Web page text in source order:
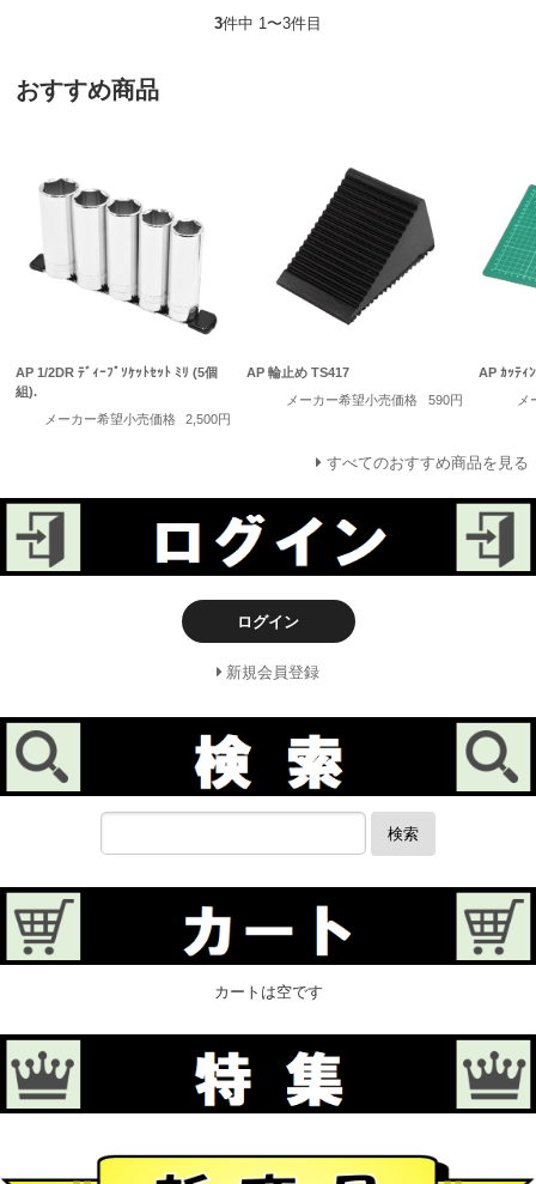
3件中 1〜3件目
おすすめ商品
AP 1/2DR ﾃﾞｨｰﾌﾟｿｹｯﾄｾｯﾄ ﾐﾘ (5個
組).
メーカー希望小売価格
2,500円
AP 輪止め TS417
メーカー希望小売価格
590円
AP ｶｯﾃｨ
メ
すべてのおすすめ商品を見る
ログイン
新規会員登録
検索
カートは空です